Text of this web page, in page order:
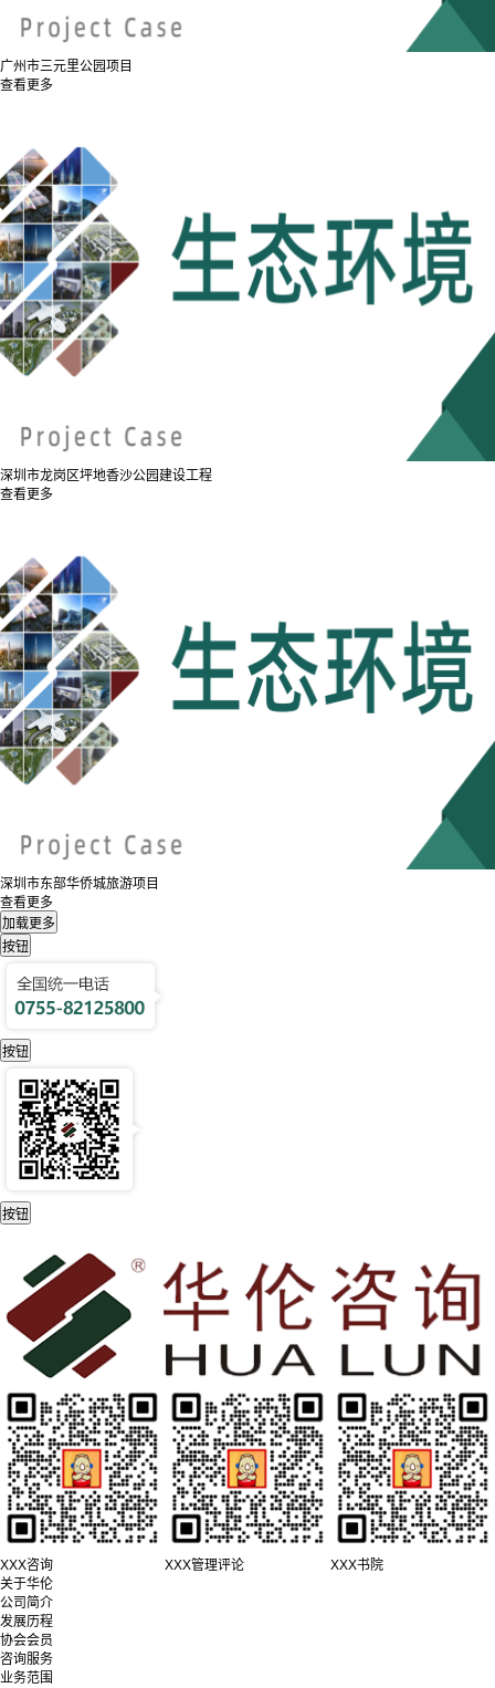
广州市三元里公园项目
查看更多
深圳市龙岗区坪地香沙公园建设工程
查看更多
深圳市东部华侨城旅游项目
查看更多
XXX咨询 XXX管理评论
XXX书院
关于华伦
公司简介
发展历程
协会会员
咨询服务
业务范围